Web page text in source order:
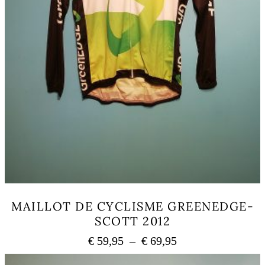
MAILLOT DE CYCLISME GREENEDGE-
SCOTT 2012
€ 59,95 – € 69,95Plage
de